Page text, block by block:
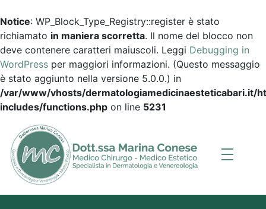
Notice: WP_Block_Type_Registry::register è stato
richiamato in maniera scorretta. Il nome del blocco non
deve contenere caratteri maiuscoli. Leggi Debugging in
WordPress per maggiori informazioni. (Questo messaggio
è stato aggiunto nella versione 5.0.0.) in
/var/www/vhosts/dermatologiamedicinaesteticabari.it/
includes/functions.php on line 5231
Dott.ssa Marina Conese